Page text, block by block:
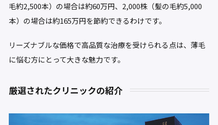
毛約2,500本）の場合は約60万円、2,000株（髪の毛約5,000
本）の場合は約165万円を節約できるわけです。
リーズナブルな価格で高品質な治療を受けられる点は、薄毛
に悩む方にとって大きな魅力です。
厳選されたクリニックの紹介